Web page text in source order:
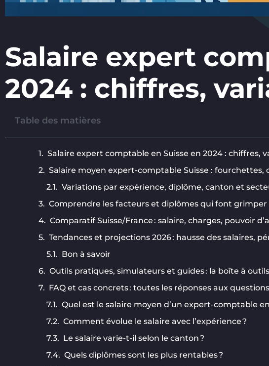
Salaire expert
2024 : chiffres,
Table des matières
Salaire expert comptable en Suisse en 2024 : chiffres,
Salaire moyen expert-comptable Suisse : fourchettes,
Variations par expérience, diplôme, canton et
Comprendre les facteurs et diplômes qui font grimper
Comparatif Suisse/France : salaire, charges, pouvoir
Tendances et projections 2026 : hausse des salaires,
Bon à savoir
Outils pratiques, simulateurs et guides : la boîte à
FAQ et cas concrets : toutes les réponses aux
Quel est le salaire moyen d’un expert-comptable en
Comment évolue le salaire avec l’expérience ?
Le salaire varie-t-il selon le canton ?
Quels diplômes sont les plus rentables ?